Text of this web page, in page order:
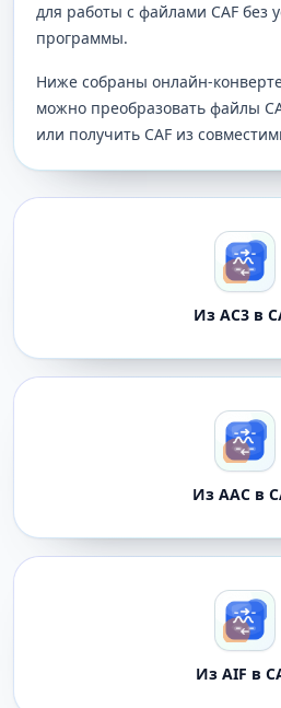
для работы с файлами CAF без
программы.
Ниже собраны онлайн-
можно преобразовать файлы
или получить CAF из
Из AC3 в
Из AAC в
Из AIF в